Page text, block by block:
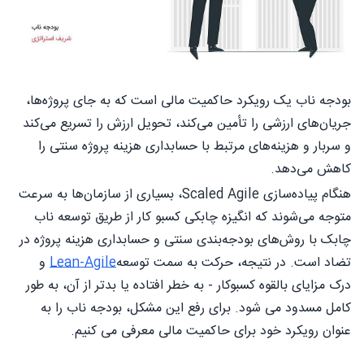
بودجه ناب یک رویکرد حاکمیت مالی است که به جای پروژه‌ها،
جریان‌های ارزشی را تأمین می‌کند، تحویل ارزش را تسریع می‌کند
و سربار و هزینه‌های مرتبط با حسابداری هزینه پروژه سنتی را
کاهش می‌دهد.
هنگام پیاده‌سازی Scaled Agile، بسیاری از سازمان‌ها به سرعت
متوجه می‌شوند که انگیزه چابکی کسبو کار از طریق توسعه ناب
چابک با روش‌های بودجه‌بندی سنتی و حسابداری هزینه پروژه در
تضاد است. در نتیجه، حرکت به سمت توسعهLean-Agile و
درک مزایای بالقوه کسبوکار - به خطر افتاده یا بدتر از آن، به طور
کامل مسدود می شود. برای رفع این مشکل، بودجه ناب را به
عنوان رویکرد خود برای حاکمیت مالی معرفی می کنیم.